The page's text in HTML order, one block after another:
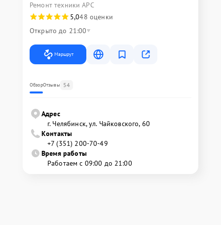
Ремонт техники APC
5,048 оценки
Открыто до 21:00
Маршрут
ОбзорОтзывы 54
Адрес
г. Челябинск, ул. Чайковского, 60
Контакты
+7 (351) 200-70-49
Время работы
Работаем с 09:00 до 21:00